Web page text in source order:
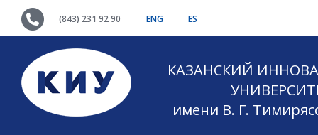
(843) 231 92 90 ENG ES
КАЗАНСКИЙ
имени В. Г.